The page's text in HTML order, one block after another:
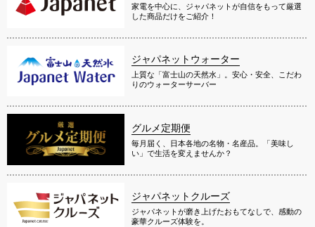
家電を中心に、ジャパネットが自信をもって厳選
した商品だけをご紹介！
ジャパネットウォーター
上質な「富士山の天然水」。安心・安全、こだわ
りのウォーターサーバー
グルメ定期便
毎月届く、日本各地の名物・名産品。「美味し
い」で生活を変えませんか？
ジャパネットクルーズ
ジャパネットが磨き上げたおもてなしで、感動の
豪華クルーズ体験を。